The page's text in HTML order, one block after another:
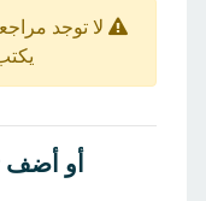
لا توجد
أو أضف